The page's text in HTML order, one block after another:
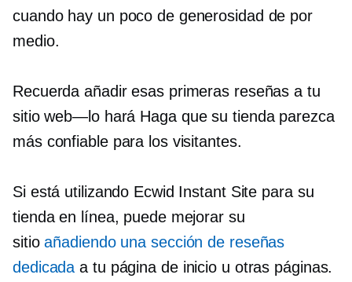
cuando hay un poco de generosidad de por
medio.
Recuerda añadir esas primeras reseñas a tu
sitio web—lo hará Haga que su tienda parezca
más confiable para los visitantes.
Si está utilizando Ecwid Instant Site para su
tienda en línea, puede mejorar su
sitioañadiendo una sección de reseñas
dedicada a tu página de inicio u otras páginas.